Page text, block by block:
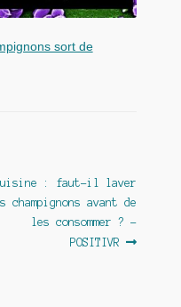
sort de
:
: faut-il laver
champignons avant de
les consommer ? –
POSITIVR